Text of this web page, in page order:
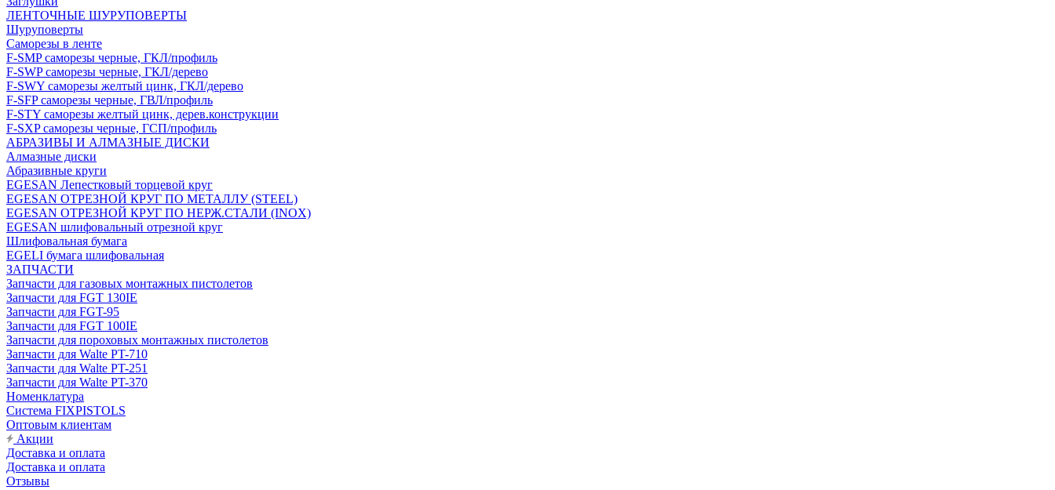
ЛЕНТОЧНЫЕ ШУРУПОВЕРТЫ
Шуруповерты
Саморезы в ленте
F-SMP саморезы черные, ГКЛ/профиль
F-SWP саморезы черные, ГКЛ/дерево
F-SWY саморезы желтый цинк, ГКЛ/дерево
F-SFP саморезы черные, ГВЛ/профиль
F-STY саморезы желтый цинк, дерев.конструкции
F-SXP саморезы черные, ГСП/профиль
АБРАЗИВЫ И АЛМАЗНЫЕ ДИСКИ
Алмазные диски
Абразивные круги
EGESAN Лепестковый торцевой круг
EGESAN ОТРЕЗНОЙ КРУГ ПО МЕТАЛЛУ (STEEL)
EGESAN ОТРЕЗНОЙ КРУГ ПО НЕРЖ.СТАЛИ (INOX)
EGESAN шлифовальный отрезной круг
Шлифовальная бумага
EGELI бумага шлифовальная
ЗАПЧАСТИ
Запчасти для газовых монтажных пистолетов
Запчасти для FGT 130IE
Запчасти для FGT-95
Запчасти для FGT 100IE
Запчасти для пороховых монтажных пистолетов
Запчасти для Walte PT-710
Запчасти для Walte PT-251
Запчасти для Walte PT-370
Номенклатура
Система FIXPISTOLS
Оптовым клиентам
Акции
Доставка и оплата
Доставка и оплата
Отзывы